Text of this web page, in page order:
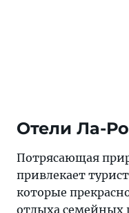
Отели Ла-
Потрясающая
привлекает
которые
отдыха семейных